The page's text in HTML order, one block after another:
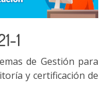
1
de Gestión para
y certificación de